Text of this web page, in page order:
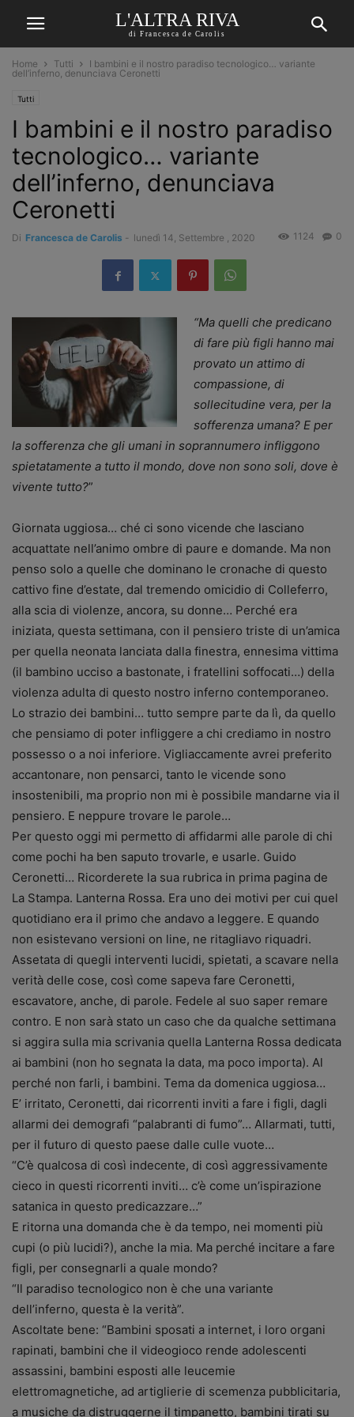
L'ALTRA RIVA
di Francesca de Carolis
Home Tutti
I bambini e il nostro paradiso tecnologico… variante
dell’inferno, denunciava Ceronetti
Tutti
I bambini e il nostro paradiso
tecnologico… variante
dell’inferno, denunciava
Ceronetti
Di Francesca de Carolis - lunedì 14, Settembre , 2020 0
1124
“Ma quelli che predicano
di fare più figli hanno mai
provato un attimo di
compassione, di
sollecitudine vera, per la
sofferenza umana? E per
la sofferenza che gli umani in soprannumero infliggono
spietatamente a tutto il mondo, dove non sono soli, dove è
vivente tutto?”
Giornata uggiosa… ché ci sono vicende che lasciano
acquattate nell’animo ombre di paure e domande. Ma non
penso solo a quelle che dominano le cronache di questo
cattivo fine d’estate, dal tremendo omicidio di Colleferro,
alla scia di violenze, ancora, su donne… Perché era
iniziata, questa settimana, con il pensiero triste di un’amica
per quella neonata lanciata dalla finestra, ennesima vittima
(il bambino ucciso a bastonate, i fratellini soffocati…) della
violenza adulta di questo nostro inferno contemporaneo.
Lo strazio dei bambini… tutto sempre parte da lì, da quello
che pensiamo di poter infliggere a chi crediamo in nostro
possesso o a noi inferiore. Vigliaccamente avrei preferito
accantonare, non pensarci, tanto le vicende sono
insostenibili, ma proprio non mi è possibile mandarne via il
pensiero. E neppure trovare le parole…
Per questo oggi mi permetto di affidarmi alle parole di chi
come pochi ha ben saputo trovarle, e usarle. Guido
Ceronetti… Ricorderete la sua rubrica in prima pagina de
La Stampa. Lanterna Rossa. Era uno dei motivi per cui quel
quotidiano era il primo che andavo a leggere. E quando
non esistevano versioni on line, ne ritagliavo riquadri.
Assetata di quegli interventi lucidi, spietati, a scavare nella
verità delle cose, così come sapeva fare Ceronetti,
escavatore, anche, di parole. Fedele al suo saper remare
contro. E non sarà stato un caso che da qualche settimana
si aggira sulla mia scrivania quella Lanterna Rossa dedicata
ai bambini (non ho segnata la data, ma poco importa). Al
perché non farli, i bambini. Tema da domenica uggiosa…
E’ irritato, Ceronetti, dai ricorrenti inviti a fare i figli, dagli
allarmi dei demografi “palabranti di fumo”… Allarmati, tutti,
per il futuro di questo paese dalle culle vuote…
“C’è qualcosa di così indecente, di così aggressivamente
cieco in questi ricorrenti inviti… c’è come un’ispirazione
satanica in questo predicazzare…”
E ritorna una domanda che è da tempo, nei momenti più
cupi (o più lucidi?), anche la mia. Ma perché incitare a fare
figli, per consegnarli a quale mondo?
“Il paradiso tecnologico non è che una variante
dell’inferno, questa è la verità”.
Ascoltate bene: “Bambini sposati a internet, i loro organi
rapinati, bambini che il videogioco rende adolescenti
assassini, bambini esposti alle leucemie
elettromagnetiche, ad artiglierie di scemenza pubblicitaria,
a musiche da distruggerne il timpanetto, bambini tirati su